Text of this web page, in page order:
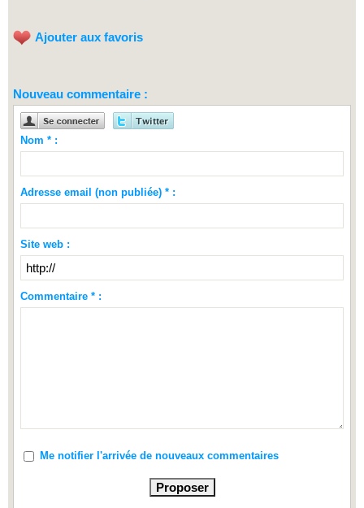
Ajouter aux favoris
Nouveau commentaire :
Nom * :
Adresse email (non publiée) * :
Site web :
Commentaire * :
Me notifier l'arrivée de nouveaux commentaires